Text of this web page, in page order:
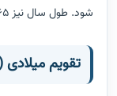
شود. طول سال نیز 365 روز می باشد.
تقویم